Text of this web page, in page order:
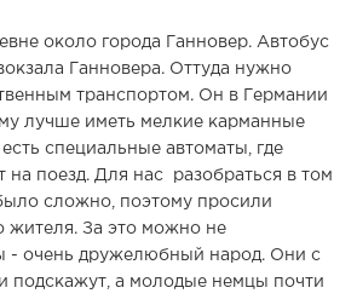
около города Ганновер. Автобус
Ганновера. Оттуда нужно
транспортом. Он в Германии
лучше иметь мелкие карманные
специальные автоматы, где
на поезд. Для нас разобраться в том
сложно, поэтому просили
жителя. За это можно не
- очень дружелюбный народ. Они с
подскажут, а молодые немцы почти